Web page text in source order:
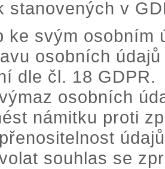
stanovených v
ke svým osobním
osobních
dle čl. 18 GDPR.
osobních
námitku proti
souhlas se